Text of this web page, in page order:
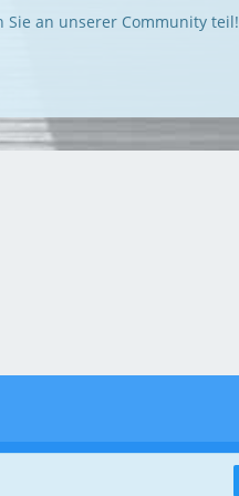
an unserer Community teil!